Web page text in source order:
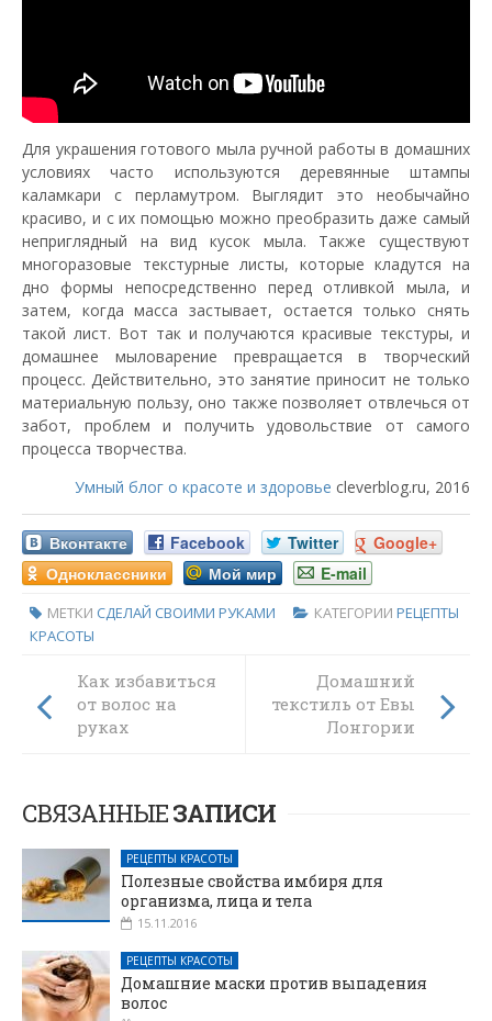
Для украшения готового мыла ручной работы в домашних
условиях часто используются деревянные штампы
каламкари с перламутром. Выглядит это необычайно
красиво, и с их помощью можно преобразить даже самый
неприглядный на вид кусок мыла. Также существуют
многоразовые текстурные листы, которые кладутся на
дно формы непосредственно перед отливкой мыла, и
затем, когда масса застывает, остается только снять
такой лист. Вот так и получаются красивые текстуры, и
домашнее мыловарение превращается в творческий
процесс. Действительно, это занятие приносит не только
материальную пользу, оно также позволяет отвлечься от
забот, проблем и получить удовольствие от самого
процесса творчества.
Умный блог о красоте и здоровье cleverblog.ru, 2016
Вконтакте Facebook Twitter
Google+
Одноклассники
Мой мир E-mail
МЕТКИ СДЕЛАЙ СВОИМИ РУКАМИ КАТЕГОРИИ РЕЦЕПТЫ
КРАСОТЫ
Как избавиться
от волос на
руках
Домашний
текстиль от Евы
Лонгории
СВЯЗАННЫЕЗАПИСИ
РЕЦЕПТЫ КРАСОТЫ
Полезные свойства имбиря для
организма, лица и тела
15.11.2016
РЕЦЕПТЫ КРАСОТЫ
Домашние маски против выпадения
волос